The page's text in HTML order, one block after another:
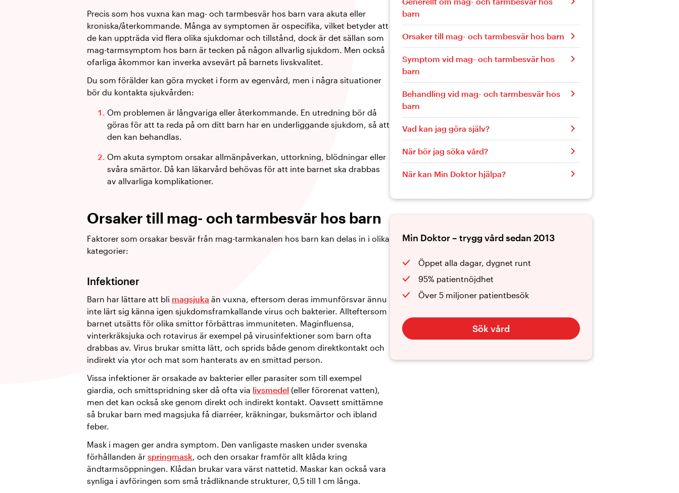
Precis som hos vuxna kan mag- och tarmbesvär hos barn vara akuta eller
kroniska/återkommande. Många av symptomen är ospecifika, vilket betyder att
de kan uppträda vid flera olika sjukdomar och tillstånd, dock är det sällan som
mag-tarmsymptom hos barn är tecken på någon allvarlig sjukdom. Men också
ofarliga åkommor kan inverka avsevärt på barnets livskvalitet.
Du som förälder kan göra mycket i form av egenvård, men i några situationer
bör du kontakta sjukvården:
Om problemen är långvariga eller återkommande. En utredning bör då
göras för att ta reda på om ditt barn har en underliggande sjukdom, så att
den kan behandlas.
Om akuta symptom orsakar allmänpåverkan, uttorkning, blödningar eller
svåra smärtor. Då kan läkarvård behövas för att inte barnet ska drabbas
av allvarliga komplikationer.
Orsaker till mag- och tarmbesvär hos barn
Faktorer som orsakar besvär från mag-tarmkanalen hos barn kan delas in i olika
kategorier:
Infektioner
Barn har lättare att bli magsjuka än vuxna, eftersom deras immunförsvar ännu
inte lärt sig känna igen sjukdomsframkallande virus och bakterier. Allteftersom
barnet utsätts för olika smittor förbättras immuniteten. Maginfluensa,
vinterkräksjuka och rotavirus är exempel på virusinfektioner som barn ofta
drabbas av. Virus brukar smitta lätt, och sprids både genom direktkontakt och
indirekt via ytor och mat som hanterats av en smittad person.
Vissa infektioner är orsakade av bakterier eller parasiter som till exempel
giardia, och smittspridning sker då ofta via livsmedel (eller förorenat vatten),
men det kan också ske genom direkt och indirekt kontakt. Oavsett smittämne
så brukar barn med magsjuka få diarréer, kräkningar, buksmärtor och ibland
feber.
Mask i magen ger andra symptom. Den vanligaste masken under svenska
förhållanden är springmask, och den orsakar framför allt klåda kring
ändtarmsöppningen. Klådan brukar vara värst nattetid. Maskar kan också vara
synliga i avföringen som små trådliknande strukturer, 0,5 till 1 cm långa.
barn
Orsaker till mag- och tarmbesvär hos barn
Symptom vid mag- och tarmbesvär hos
barn
Behandling vid mag- och tarmbesvär hos
barn
Vad kan jag göra själv?
När bör jag söka vård?
När kan Min Doktor hjälpa?
Min Doktor – trygg vård sedan 2013
Öppet alla dagar, dygnet runt
95% patientnöjdhet
Över 5 miljoner patientbesök
Sök vård